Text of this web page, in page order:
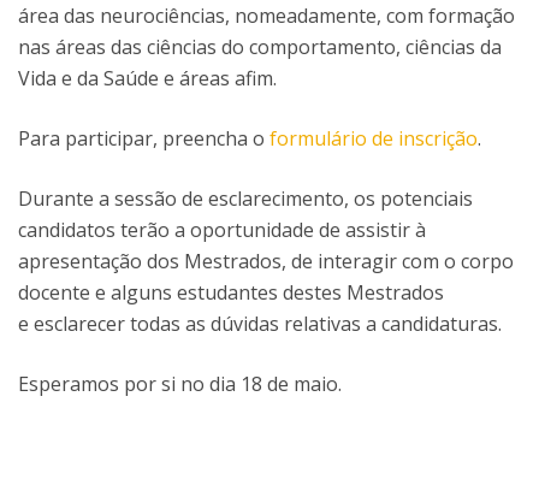
área das neurociências, nomeadamente, com formação
nas áreas das ciências do comportamento, ciências da
Vida e da Saúde e áreas afim.
Para participar, preencha o formulário de inscrição.
Durante a sessão de esclarecimento, os potenciais
candidatos terão a oportunidade de assistir à
apresentação dos Mestrados, de interagir com o corpo
docente e alguns estudantes destes Mestrados
e esclarecer todas as dúvidas relativas a candidaturas.
Esperamos por si no dia 18 de maio.